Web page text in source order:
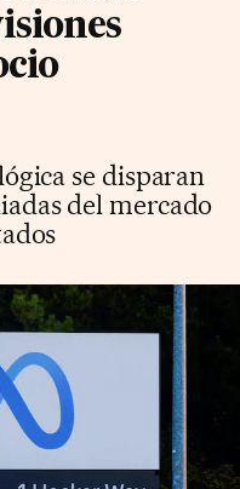
se disparan
del mercado